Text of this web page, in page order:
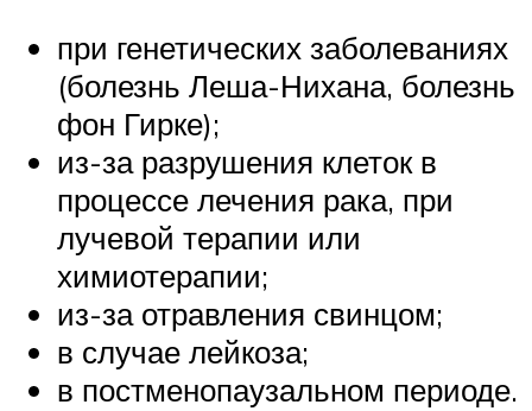
при генетических заболеваниях
(болезнь Леша-Нихана, болезнь
фон Гирке);
из-за разрушения клеток в
процессе лечения рака, при
лучевой терапии или
химиотерапии;
из-за отравления свинцом;
в случае лейкоза;
в постменопаузальном периоде.